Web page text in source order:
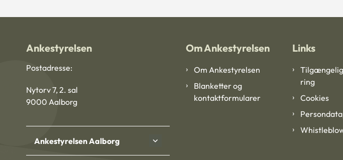
Ankestyrelsen
Postadresse:
Nytorv 7, 2. sal
9000 Aalborg
Ankestyrelsen Aalborg
Om Ankestyrelsen
Om Ankestyrelsen
Blanketter og
kontaktformularer
Links
ring
Cookies